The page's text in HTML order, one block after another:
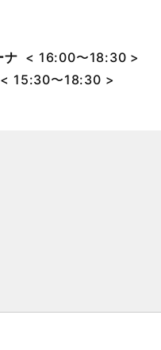
ナ < 16:00〜18:30 >
< 15:30〜18:30 >